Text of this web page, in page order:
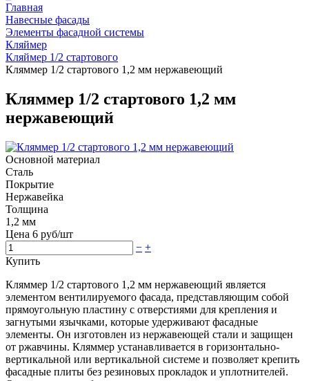
Главная
Навесные фасады
Элементы фасадной системы
Кляймер
Кляймер 1/2 стартового
Кляммер 1/2 стартового 1,2 мм нержавеющий
Кляммер 1/2 стартового 1,2 мм
нержавеющий
Основной материал
Сталь
Покрытие
Нержавейка
Толщина
1,2 мм
Цена 6 руб/шт
− +
Купить
Кляммер 1/2 стартового 1,2 мм нержавеющий является
элементом вентилируемого фасада, представляющим собой
прямоугольную пластину с отверстиями для крепления и
загнутыми язычками, которые удерживают фасадные
элементы. Он изготовлен из нержавеющей стали и защищен
от ржавчины. Кляммер устанавливается в горизонтально-
вертикальной или вертикальной системе и позволяет крепить
фасадные плиты без резиновых прокладок и уплотнителей.